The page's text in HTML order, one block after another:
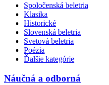
Spoločenská beletria
Klasika
Historické
Slovenská beletria
Svetová beletria
Poézia
Ďalšie kategórie
Náučná a odborná